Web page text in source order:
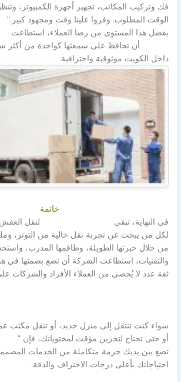
فك وتركيب المكاتب، تجهيز أجهزة الكمبيوتر،
الوقت المطلوب. وفروا علينا وقت ومجهود كبير.”
بفضل هذا المستوى من رضا العملاء، استطاعت
أن تحافظ على سمعتها كواحدة من
داخل الكويت موثوقية واحترافية.
خاتمة
في النهاية، تبقى
لنقل العفش
لكل من يبحث عن تجربة نقل خالية من التوتر،
من خلال خبرتها الطويلة، وطاقمها المدرب،
والتقنيات، استطاعت الشركة أن تضع بصمتها في
ثقة عدد لا يُحصى من العملاء الأفراد والشركات
سواء كنت تنتقل إلى منزل جديد، أو تنقل مكتب
أو حتى تحتاج لتخزين مؤقت لمحتوياتك، فإن “
تضع بين يديك حزمة متكاملة من الخدمات
احتياجاتك بأعلى درجات الاحتراف والدقة.